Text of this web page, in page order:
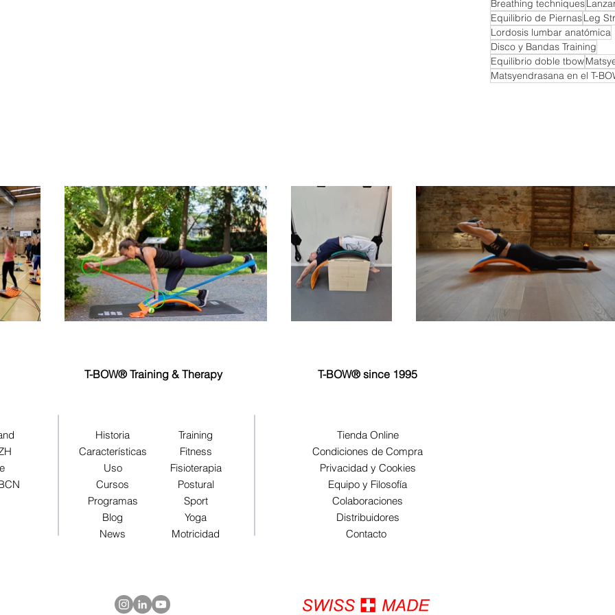
Breathing techniques
Equilibrio de PiernasLeg
Lordosis lumbar anatómica
Disco y Bandas Training
Equilibrio doble tbow
Matsyendrasana en el T-
T-BOW® Training & Therapy T-BOW® since 1995
Historia
Características
Uso
Cursos
Programas
Blog
News
Training
Fitness
Fisioterapia
Postural
Sport
Yoga
Motricidad
Tienda Online
Condiciones de Compra
Privacidad y Cookies
Equipo y Filosofía
Colaboraciones
Distribuidores
Contacto